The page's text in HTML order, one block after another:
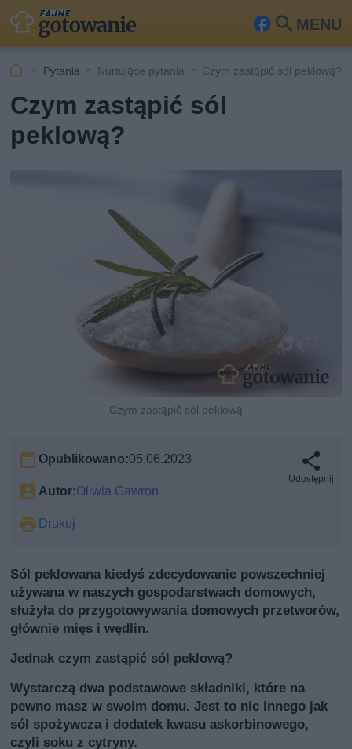
MENU
Fa
ceb
ook
Szu
kaj
Pytania Nurtujące pytania Czym zastąpić sól peklową?
Czym zastąpić sól
peklową?
Czym zastąpić sól peklową
Opublikowano:05.06.2023
Autor:Oliwia Gawron
Drukuj
Udostępnij
Sól peklowana kiedyś zdecydowanie powszechniej
używana w naszych gospodarstwach domowych,
służyła do przygotowywania domowych przetworów,
głównie mięs i wędlin.
Jednak czym zastąpić sól peklową?
Wystarczą dwa podstawowe składniki, które na
pewno masz w swoim domu. Jest to nic innego jak
sól spożywcza i dodatek kwasu askorbinowego,
czyli soku z cytryny.